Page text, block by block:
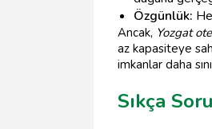
Özgünlük:
Ancak, Yozgat
az kapasiteye
imkanlar daha
Sıkça